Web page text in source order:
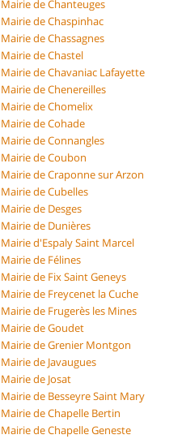
Mairie de Chanteuges
Mairie de Chaspinhac
Mairie de Chassagnes
Mairie de Chastel
Mairie de Chavaniac Lafayette
Mairie de Chenereilles
Mairie de Chomelix
Mairie de Cohade
Mairie de Connangles
Mairie de Coubon
Mairie de Craponne sur Arzon
Mairie de Cubelles
Mairie de Desges
Mairie de Dunières
Mairie d'Espaly Saint Marcel
Mairie de Félines
Mairie de Fix Saint Geneys
Mairie de Freycenet la Cuche
Mairie de Frugerès les Mines
Mairie de Goudet
Mairie de Grenier Montgon
Mairie de Javaugues
Mairie de Josat
Mairie de Besseyre Saint Mary
Mairie de Chapelle Bertin
Mairie de Chapelle Geneste